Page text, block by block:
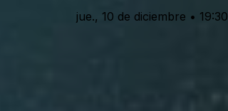
jue., 10 de diciembre • 19:30